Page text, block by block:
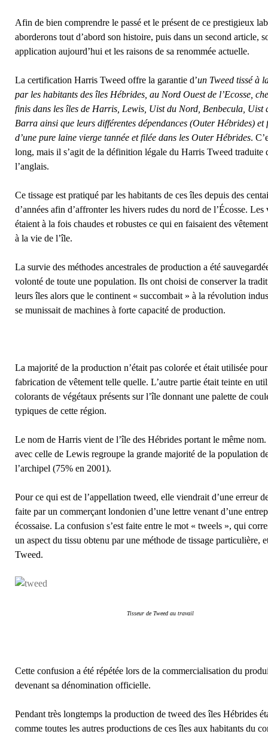
Afin de bien comprendre le passé et le présent de ce prestigieux
aborderons tout d’abord son histoire, puis dans un second article,
application aujourd’hui et les raisons de sa renommée actuelle.
La certification Harris Tweed offre la garantie d’un Tweed tissé à
par les habitants des îles Hébrides, au Nord Ouest de l’Ecosse,
finis dans les îles de Harris, Lewis, Uist du Nord, Benbecula, Uist
Barra ainsi que leurs différentes dépendances (Outer Hébrides) et
d’une pure laine vierge tannée et filée dans les Outer Hébrides.
long, mais il s’agit de la définition légale du Harris Tweed traduite
l’anglais.
Ce tissage est pratiqué par les habitants de ces îles depuis des
d’années afin d’affronter les hivers rudes du nord de l’Écosse. Les
étaient à la fois chaudes et robustes ce qui en faisaient des
à la vie de l’île.
La survie des méthodes ancestrales de production a été
volonté de toute une population. Ils ont choisi de conserver la
leurs îles alors que le continent « succombait » à la révolution
se munissait de machines à forte capacité de production.
La majorité de la production n’était pas colorée et était utilisée
fabrication de vêtement telle quelle. L’autre partie était teinte en
colorants de végétaux présents sur l’île donnant une palette de
typiques de cette région.
Le nom de Harris vient de l’île des Hébrides portant le même
avec celle de Lewis regroupe la grande majorité de la population
l’archipel (75% en 2001).
Pour ce qui est de l’appellation tweed, elle viendrait d’une erreur
faite par un commerçant londonien d’une lettre venant d’une
écossaise. La confusion s’est faite entre le mot « tweels », qui
un aspect du tissu obtenu par une méthode de tissage particulière,
Tweed.
Tisseur de Tweed au travail
Cette confusion a été répétée lors de la commercialisation du
devenant sa dénomination officielle.
Pendant très longtemps la production de tweed des îles Hébrides
comme toutes les autres productions de ces îles aux habitants du